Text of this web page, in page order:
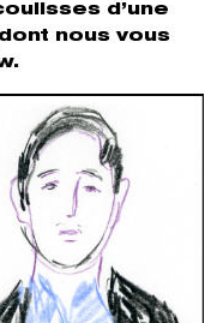
d’une
nous vous